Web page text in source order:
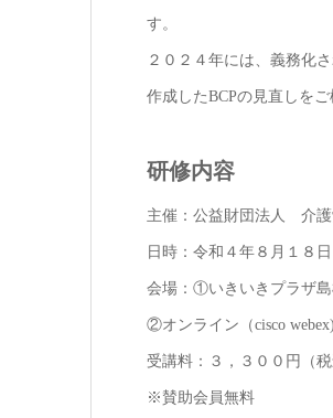
す。
２０２４年には、義務化
作成したBCPの見直しを
研修内容
主催：公益財団法人 介
日時：令和４年８月１８
会場：①いきいきプラザ
②オンライン（cisco webex)
受講料：３，３００円（税
※賛助会員無料